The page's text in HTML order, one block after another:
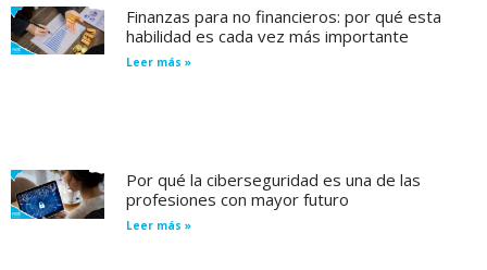
Finanzas para no financieros: por qué esta
habilidad es cada vez más importante
Leer más »
Por qué la ciberseguridad es una de las
profesiones con mayor futuro
Leer más »